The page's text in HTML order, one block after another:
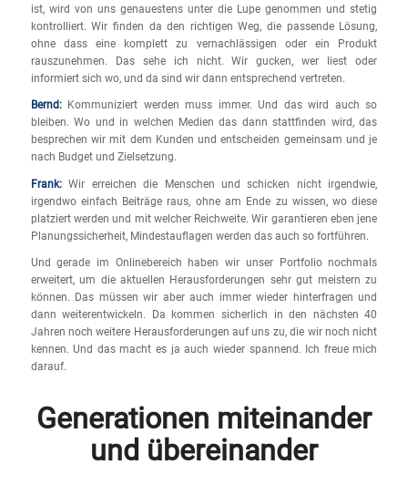
ist, wird von uns genauestens unter die Lupe genommen und stetig
kontrolliert. Wir finden da den richtigen Weg, die passende Lösung,
ohne dass eine komplett zu vernachlässigen oder ein Produkt
rauszunehmen. Das sehe ich nicht. Wir gucken, wer liest oder
informiert sich wo, und da sind wir dann entsprechend vertreten.
Bernd: Kommuniziert werden muss immer. Und das wird auch so
bleiben. Wo und in welchen Medien das dann stattfinden wird, das
besprechen wir mit dem Kunden und entscheiden gemeinsam und je
nach Budget und Zielsetzung.
Frank:Wir erreichen die Menschen und schicken nicht irgendwie,
irgendwo einfach Beiträge raus, ohne am Ende zu wissen, wo diese
platziert werden und mit welcher Reichweite. Wir garantieren eben jene
Planungssicherheit, Mindestauflagen werden das auch so fortführen.
Und gerade im Onlinebereich haben wir unser Portfolio nochmals
erweitert, um die aktuellen Herausforderungen sehr gut meistern zu
können. Das müssen wir aber auch immer wieder hinterfragen und
dann weiterentwickeln. Da kommen sicherlich in den nächsten 40
Jahren noch weitere Herausforderungen auf uns zu, die wir noch nicht
kennen. Und das macht es ja auch wieder spannend. Ich freue mich
darauf.
Generationen miteinander
und übereinander